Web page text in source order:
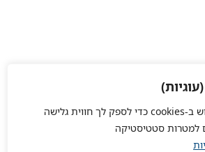
האתר זה עושה שימוש ב-cookies כדי לספק לך חווית גלישה
למטרות סטטיסטיקה